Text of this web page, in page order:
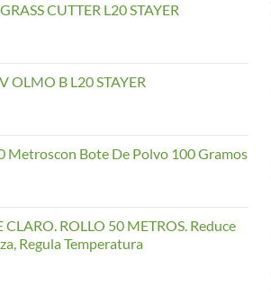
CUTTER L20 STAYER
OLMO B L20 STAYER
Metroscon Bote De Polvo 100 Gramos
ROLLO 50 METROS. Reduce
Regula Temperatura